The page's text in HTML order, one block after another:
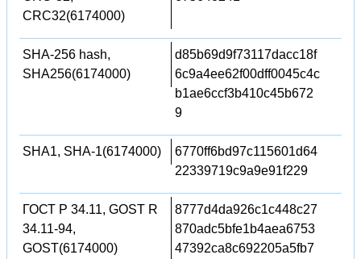
CRC32(6174000)
SHA-256 hash,
SHA256(6174000)
d85b69d9f73117dacc18f
6c9a4ee62f00dff0045c4c
b1ae6ccf3b410c45b672
9
SHA1, SHA-1(6174000)
6770ff6bd97c115601d64
22339719c9a9e91f229
ГОСТ Р 34.11, GOST R
34.11-94,
GOST(6174000)
8777d4da926c1c448c27
870adc5bfe1b4aea6753
47392ca8c692205a5fb7